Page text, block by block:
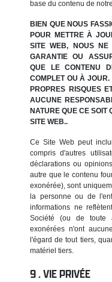
base du contenu de
BIEN QUE NOUS
POUR METTRE À
SITE WEB, NOUS NE
GARANTIE OU
QUE LE CONTENU
COMPLET OU À
PROPRES RISQUES
AUCUNE
NATURE QUE CE SOIT
SITE WEB..
Ce Site Web peut
compris d'autres
déclarations ou
autre que le contenu
exonérée), sont
la personne ou de
informations ne
Société (ou de toute
exonérées n'ont
l'égard de tout tiers,
matériel tiers.
VIE PRIVÉE